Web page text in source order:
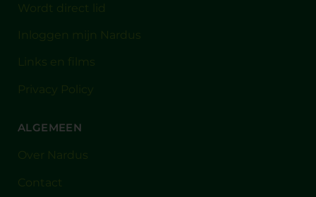
Wordt direct lid
Inloggen mijn Nardus
Links en films
Privacy Policy
ALGEMEEN
Over Nardus
Contact